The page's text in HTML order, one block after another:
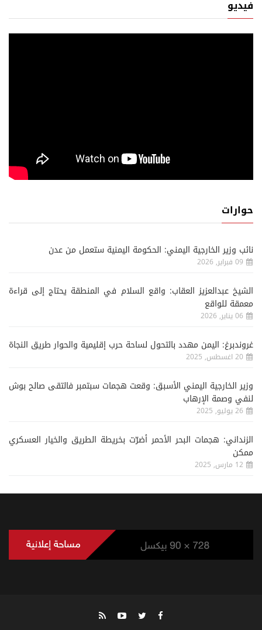
فيديو
حوارات
نائب وزير الخارجية اليمني: الحكومة اليمنية ستعمل من عدن
09 فبراير, 2026
الشيخ عبدالعزيز العقاب: واقع السلام في المنطقة يحتاج إلى قراءة
معمقة للواقع
06 يناير, 2026
غروندبرغ: اليمن مهدد بالتحول لساحة حرب إقليمية والحوار طريق النجاة
20 اغسطس, 2025
وزير الخارجية اليمني الأسبق: وقعت هجمات سبتمبر فالتقى صالح بوش
لنفي وصمة الإرهاب
26 يوليو, 2025
الزنداني: هجمات البحر الأحمر أضرّت بخريطة الطريق والخيار العسكري
ممكن
12 مارس, 2025